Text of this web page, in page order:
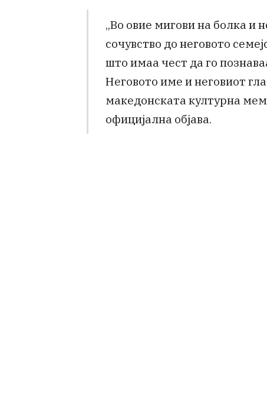
„Во овие мигови на болка и
сочувство до неговото
што имаа чест да го
Неговото име и неговиот
македонската културна
официјална објава.